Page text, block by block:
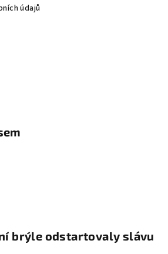
údajů
brýle odstartovaly slávu